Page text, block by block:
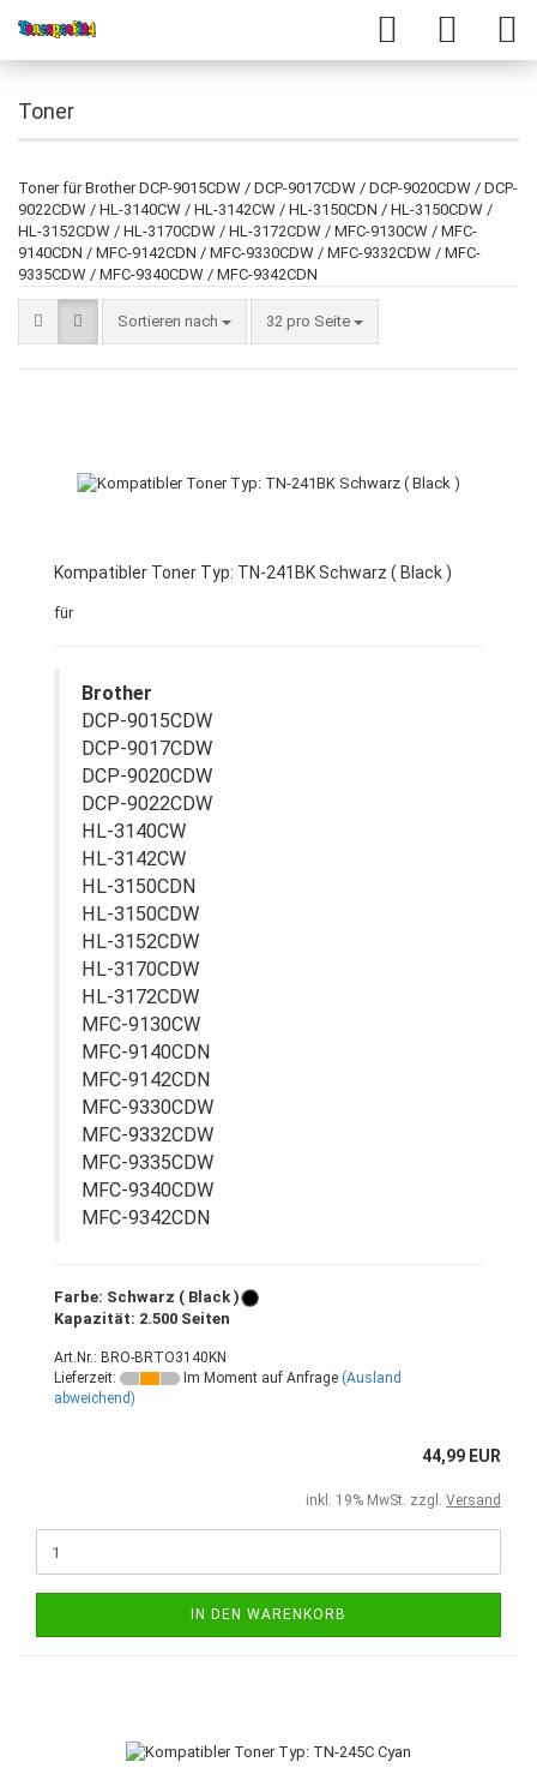
Toner
Toner für Brother DCP-9015CDW / DCP-9017CDW / DCP-9020CDW / DCP-
9022CDW / HL-3140CW / HL-3142CW / HL-3150CDN / HL-3150CDW /
HL-3152CDW / HL-3170CDW / HL-3172CDW / MFC-9130CW / MFC-
9140CDN / MFC-9142CDN / MFC-9330CDW / MFC-9332CDW / MFC-
9335CDW / MFC-9340CDW / MFC-9342CDN
Sortieren nach 32 pro Seite
Kompatibler Toner Typ: TN-241BK Schwarz ( Black )
für
Brother
DCP-9015CDW
DCP-9017CDW
DCP-9020CDW
DCP-9022CDW
HL-3140CW
HL-3142CW
HL-3150CDN
HL-3150CDW
HL-3152CDW
HL-3170CDW
HL-3172CDW
MFC-9130CW
MFC-9140CDN
MFC-9142CDN
MFC-9330CDW
MFC-9332CDW
MFC-9335CDW
MFC-9340CDW
MFC-9342CDN
Farbe: Schwarz ( Black )
Kapazität: 2.500 Seiten
Art.Nr.: BRO-BRTO3140KN
Lieferzeit:
Im Moment auf Anfrage (Ausland
abweichend)
44,99 EUR
inkl. 19% MwSt. zzgl. Versand
IN DEN WARENKORB